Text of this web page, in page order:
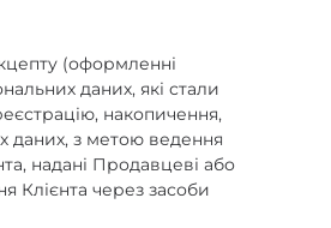
(оформленні
даних, які стали
накопичення,
даних, з метою ведення
надані Продавцеві або
Клієнта через засоби